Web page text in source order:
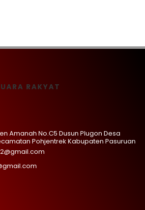
RAKYAT
Amanah No.C5 Dusun Plugon Desa
Pohjentrek Kabupaten Pasuruan